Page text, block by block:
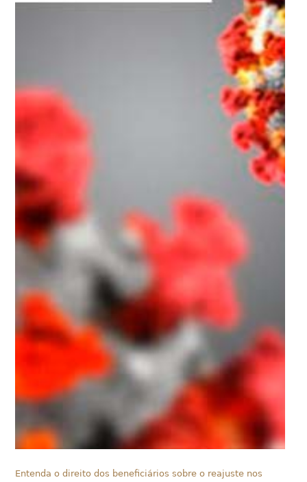
Entenda o direito dos beneficiários sobre o reajuste nos